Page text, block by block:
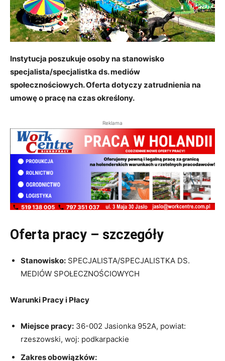
Instytucja poszukuje osoby na stanowisko
specjalista/specjalistka ds. mediów
społecznościowych. Oferta dotyczy zatrudnienia na
umowę o pracę na czas określony.
Reklama
Oferta pracy – szczegóły
Stanowisko: SPECJALISTA/SPECJALISTKA DS.
MEDIÓW SPOŁECZNOŚCIOWYCH
Warunki Pracy i Płacy
Miejsce pracy: 36-002 Jasionka 952A, powiat:
rzeszowski, woj: podkarpackie
Zakres obowiązków: